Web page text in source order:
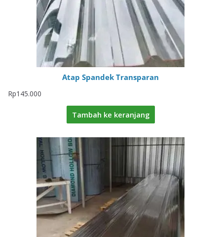
Atap Spandek Transparan
Rp145.000
Tambah ke keranjang